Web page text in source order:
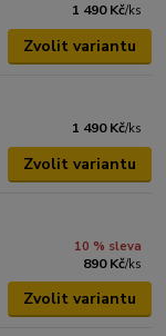
1 490 Kč/ks
Zvolit variantu
1 490 Kč/ks
Zvolit variantu
10 % sleva
890 Kč/ks
Zvolit variantu